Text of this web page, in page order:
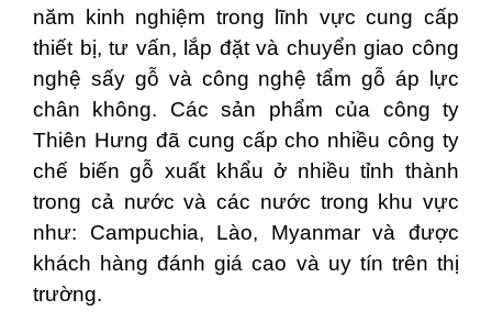
năm kinh nghiệm trong lĩnh vực cung cấp
thiết bị, tư vấn, lắp đặt và chuyển giao công
nghệ sấy gỗ và công nghệ tẩm gỗ áp lực
chân không. Các sản phẩm của công ty
Thiên Hưng đã cung cấp cho nhiều công ty
chế biến gỗ xuất khẩu ở nhiều tỉnh thành
trong cả nước và các nước trong khu vực
như: Campuchia, Lào, Myanmar và được
khách hàng đánh giá cao và uy tín trên thị
trường.